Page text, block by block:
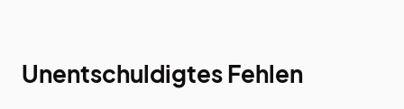
Unentschuldigtes Fehlen